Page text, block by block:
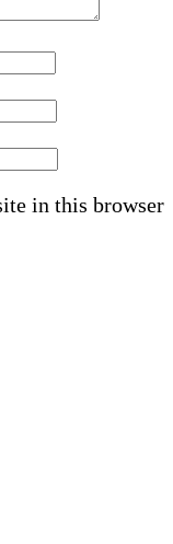
in this browser